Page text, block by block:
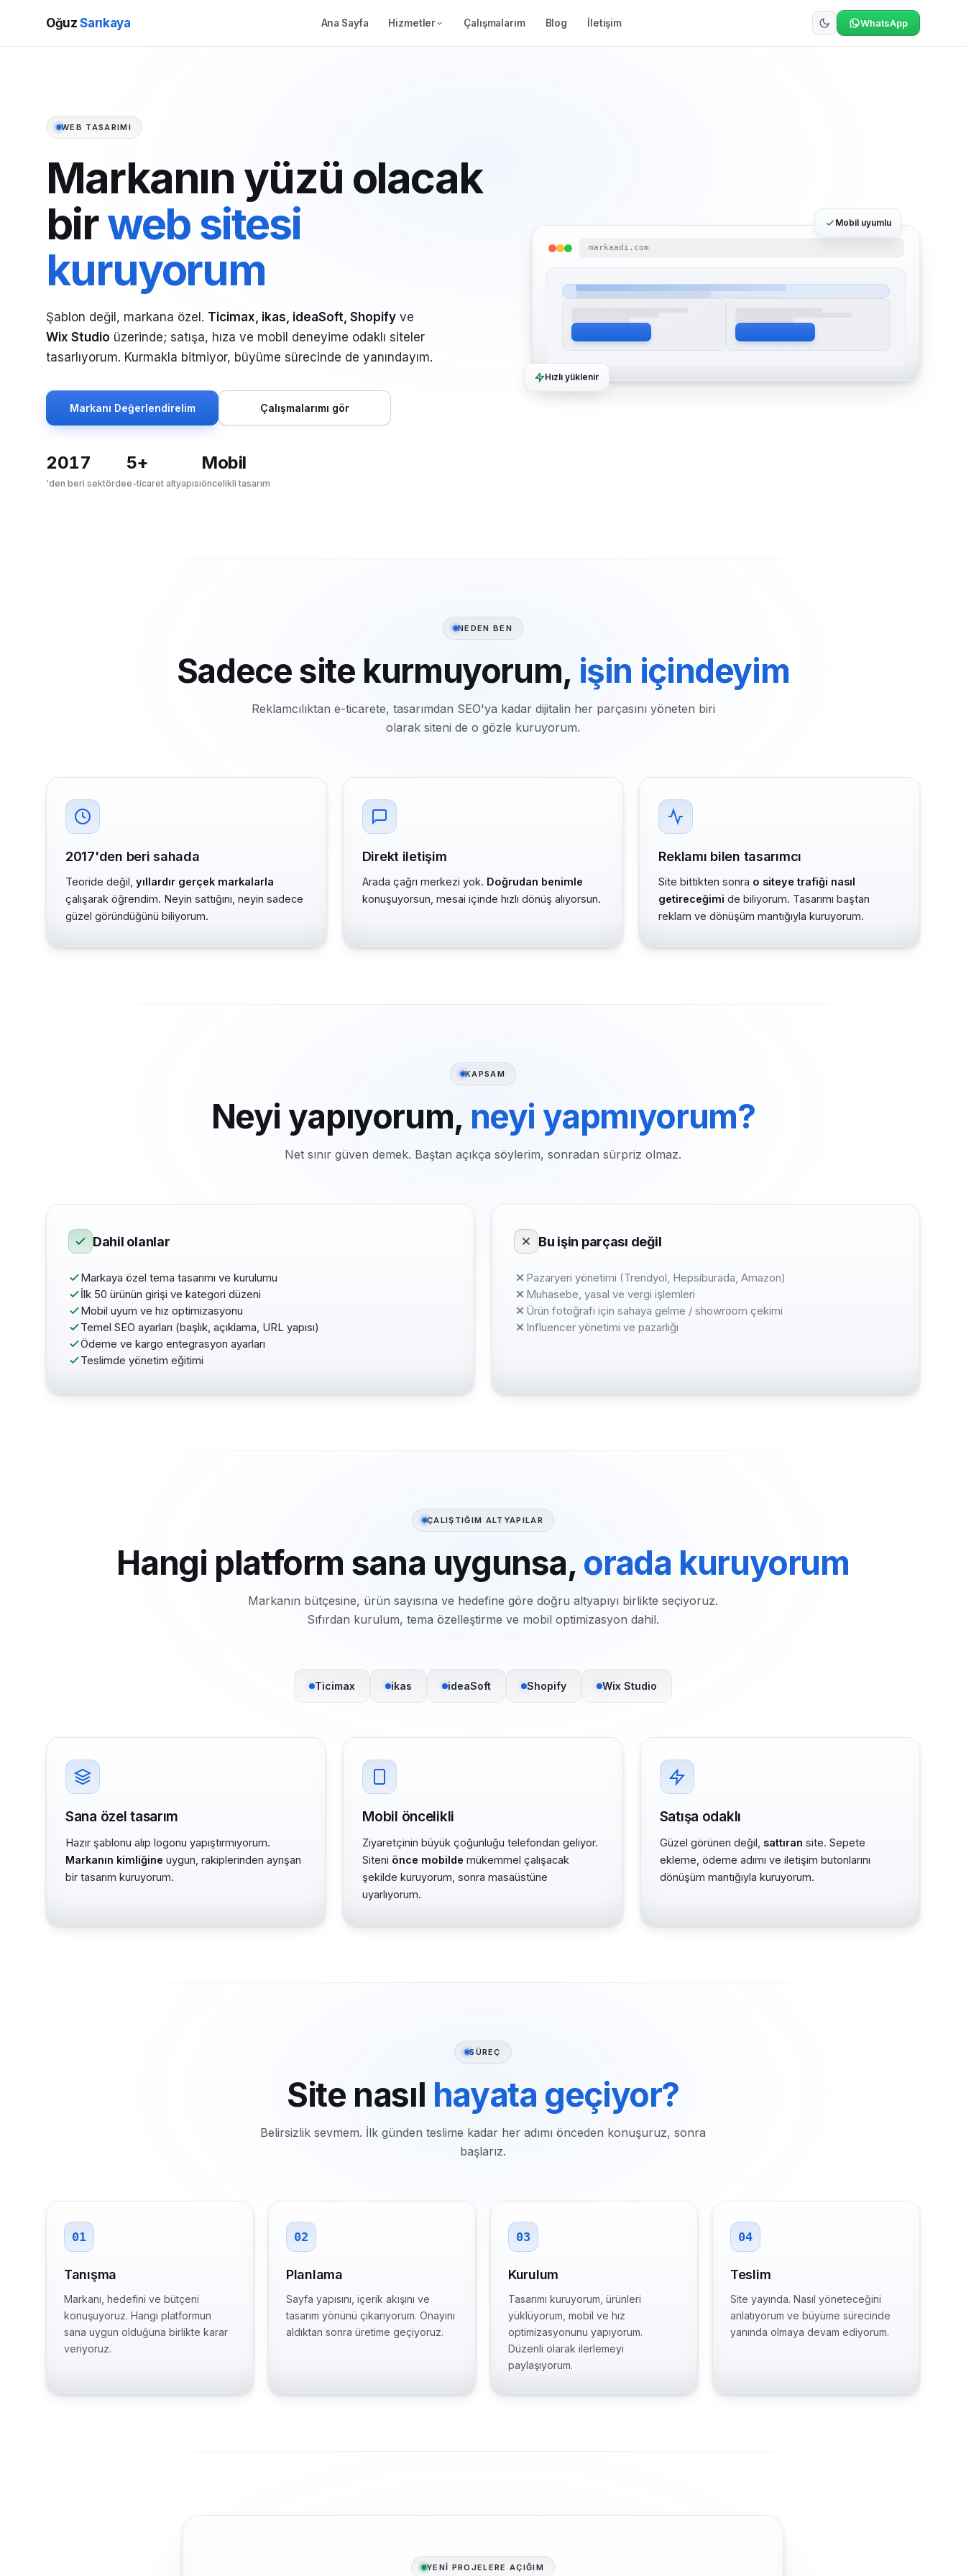
OğuzSarıkaya Ana Sayfa Hizmetler Çalışmalarım Blog İletişim WhatsApp
WEB TASARIMI
Markanın yüzü olacak
birweb sitesi
kuruyorum
Şablon değil, markana özel. Ticimax, ikas, ideaSoft, Shopify ve
Wix Studio üzerinde; satışa, hıza ve mobil deneyime odaklı siteler
tasarlıyorum. Kurmakla bitmiyor, büyüme sürecinde de yanındayım.
Markanı Değerlendirelim Çalışmalarımı gör
2017
'den beri sektörde
5+
e-ticaret altyapısı
Mobil
öncelikli tasarım
markaadi.com
Mobil uyumlu
Hızlı yüklenir
NEDEN BEN
Sadece site kurmuyorum, işin içindeyim
Reklamcılıktan e-ticarete, tasarımdan SEO'ya kadar dijitalin her parçasını yöneten biri
olarak siteni de o gözle kuruyorum.
2017'den beri sahada
Teoride değil, yıllardır gerçek markalarla
çalışarak öğrendim. Neyin sattığını, neyin sadece
güzel göründüğünü biliyorum.
Direkt iletişim
Arada çağrı merkezi yok. Doğrudan benimle
konuşuyorsun, mesai içinde hızlı dönüş alıyorsun.
Reklamı bilen tasarımcı
Site bittikten sonra o siteye trafiği nasıl
getireceğimi de biliyorum. Tasarımı baştan
reklam ve dönüşüm mantığıyla kuruyorum.
KAPSAM
Neyi yapıyorum, neyi yapmıyorum?
Net sınır güven demek. Baştan açıkça söylerim, sonradan sürpriz olmaz.
Dahil olanlar
Markaya özel tema tasarımı ve kurulumu
İlk 50 ürünün girişi ve kategori düzeni
Mobil uyum ve hız optimizasyonu
Temel SEO ayarları (başlık, açıklama, URL yapısı)
Ödeme ve kargo entegrasyon ayarları
Teslimde yönetim eğitimi
Bu işin parçası değil
Pazaryeri yönetimi (Trendyol, Hepsiburada, Amazon)
Muhasebe, yasal ve vergi işlemleri
Ürün fotoğrafı için sahaya gelme / showroom çekimi
Influencer yönetimi ve pazarlığı
ÇALIŞTIĞIM ALTYAPILAR
Hangi platform sana uygunsa, orada kuruyorum
Markanın bütçesine, ürün sayısına ve hedefine göre doğru altyapıyı birlikte seçiyoruz.
Sıfırdan kurulum, tema özelleştirme ve mobil optimizasyon dahil.
Ticimax ikas ideaSoft Shopify Wix Studio
Sana özel tasarım
Hazır şablonu alıp logonu yapıştırmıyorum.
Markanın kimliğine uygun, rakiplerinden ayrışan
bir tasarım kuruyorum.
Mobil öncelikli
Ziyaretçinin büyük çoğunluğu telefondan geliyor.
Siteni önce mobilde mükemmel çalışacak
şekilde kuruyorum, sonra masaüstüne
uyarlıyorum.
Satışa odaklı
Güzel görünen değil, sattıran site. Sepete
ekleme, ödeme adımı ve iletişim butonlarını
dönüşüm mantığıyla kuruyorum.
SÜREÇ
Site nasıl hayata geçiyor?
Belirsizlik sevmem. İlk günden teslime kadar her adımı önceden konuşuruz, sonra
başlarız.
01
Tanışma
Markanı, hedefini ve bütçeni
konuşuyoruz. Hangi platformun
sana uygun olduğuna birlikte karar
veriyoruz.
02
Planlama
Sayfa yapısını, içerik akışını ve
tasarım yönünü çıkarıyorum. Onayını
aldıktan sonra üretime geçiyoruz.
03
Kurulum
Tasarımı kuruyorum, ürünleri
yüklüyorum, mobil ve hız
optimizasyonunu yapıyorum.
Düzenli olarak ilerlemeyi
paylaşıyorum.
04
Teslim
Site yayında. Nasıl yöneteceğini
anlatıyorum ve büyüme sürecinde
yanında olmaya devam ediyorum.
YENİ PROJELERE AÇIĞIM